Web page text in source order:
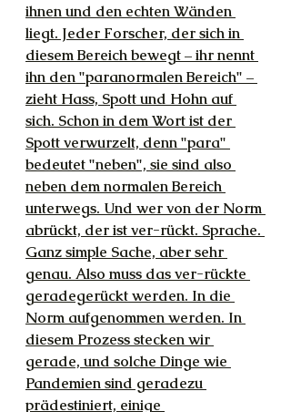
ihnen und den echten Wänden
liegt. Jeder Forscher, der sich in
diesem Bereich bewegt – ihr nennt
ihn den "paranormalen Bereich" –
zieht Hass, Spott und Hohn auf
sich. Schon in dem Wort ist der
Spott verwurzelt, denn "para"
bedeutet "neben", sie sind also
neben dem normalen Bereich
unterwegs. Und wer von der Norm
abrückt, der ist ver-rückt. Sprache.
Ganz simple Sache, aber sehr
genau. Also muss das ver-rückte
geradegerückt werden. In die
Norm aufgenommen werden. In
diesem Prozess stecken wir
gerade, und solche Dinge wie
Pandemien sind geradezu
prädestiniert, einige